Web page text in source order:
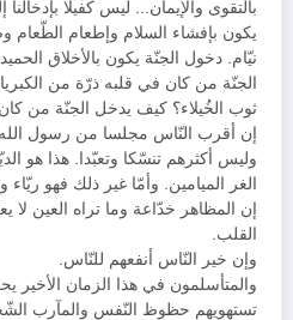
بالتقوى والإيمان… ليس كفيلا
يكون بإفشاء السلام وإطعام الطّعام
نيّام. دخول الجنّة يكون بالأخلاق
الجنّة من كان في قلبه ذرّة من
ثوب الخُيلاء؟ كيف يدخل الجنّة من كان
إن أقرب النّاس مجلسا من رسول الله
وليس أكثرهم تنسّكا وتعبّدا. هذا هو
الغر الميامين. وأمّا غير ذلك فهو ريّاء
إن المظاهر خدّاعة وما تراه العين
القلب.
وإن خير النّاس أنفعهم للنّاس.
والمتأسلمون في هذا الزمان
تستهويهم حظوظ النّفس والمآرب